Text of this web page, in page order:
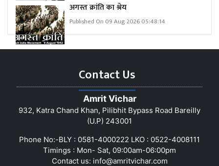
अगस्त क्रांति का श्रेय
Published On 09 Aug 2026 05:48:14
Contact Us
Amrit Vichar
932, Katra Chand Khan, Pilibhit Bypass Road Bareilly
(U.P) 243001
Phone No:-BLY : 0581-4000222 LKO : 0522-4008111
Timings : Mon- Sat, 09:00am-06:00pm
Contact us: info@amritvichar.com